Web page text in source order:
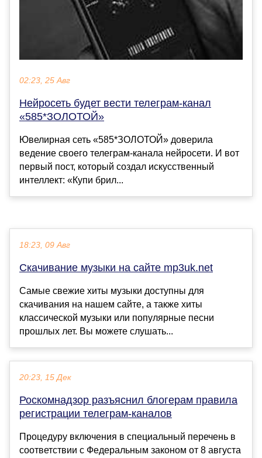
02:23, 25 Авг
Нейросеть будет вести телеграм-канал
«585*ЗОЛОТОЙ»
Ювелирная сеть «585*ЗОЛОТОЙ» доверила
ведение своего телеграм-канала нейросети. И вот
первый пост, который создал искусственный
интеллект: «Купи брил...
18:23, 09 Авг
Скачивание музыки на сайте mp3uk.net
Самые свежие хиты музыки доступны для
скачивания на нашем сайте, а также хиты
классической музыки или популярные песни
прошлых лет. Вы можете слушать...
20:23, 15 Дек
Роскомнадзор разъяснил блогерам правила
регистрации телеграм-каналов
Процедуру включения в специальный перечень в
соответствии с Федеральным законом от 8 августа